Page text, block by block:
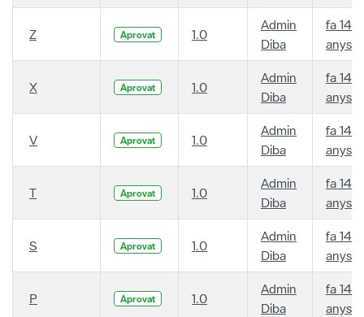
Z Aprovat 1.0
Admin
Diba
fa 14
anys
X Aprovat 1.0
Admin
Diba
fa 14
anys
V Aprovat 1.0
Admin
Diba
fa 14
anys
T Aprovat 1.0
Admin
Diba
fa 14
anys
S Aprovat 1.0
Admin
Diba
fa 14
anys
P Aprovat 1.0
Admin
Diba
fa 14
anys